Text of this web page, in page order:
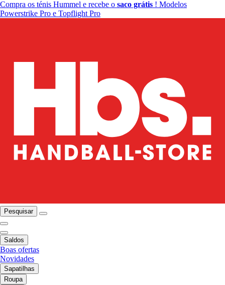
Compra os ténis Hummel e recebe o saco grátis ! Modelos
Powerstrike Pro e Topflight Pro
Pesquisar
Saldos
Boas ofertas
Novidades
Sapatilhas
Roupa